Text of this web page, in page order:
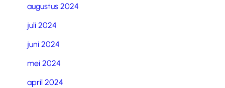
augustus 2024
juli 2024
juni 2024
mei 2024
april 2024